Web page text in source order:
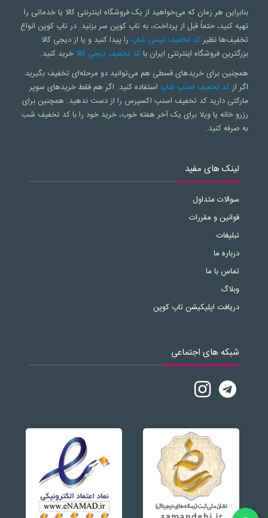
بنابراین هر زمان که می‌خواهید از یک فروشگاه اینترنتی کالا یا خدماتی را
تهیه کنید، حتماً قبل از پرداخت، به تاپ کوپن سر بزنید. در تاپ کوپن انواع
تخفیف‌ها نظیرکد تخفیف تپسی شاپ را پیدا کنید و یا از دیجی کالا
بزرگترین فروشگاه اینترنتی ایران باکد تخفیف دیجی کالا خرید کنید.
همچنین برای خریدهای قسطی هم می‌توانید دو مرحله‌ای تخفیف بگیرید
اگر ازکد تخفیف اسنپ شاپ استفاده کنید. اگر هم فقط خریدهای سوپر
مارکتی دارید کد تخفیف اسنپ اکسپرس را از دست ندهید. همچنین برای
رزرو خانه یا ویلا برای یک آخر هفته خوب، خرید خود را با کد تخفیف شب
به صرفه کنید.
لینک های مفید
سوالات متداول
قوانین و مقررات
تبلیغات
درباره ما
تماس با ما
وبلاگ
دریافت اپلیکیشن تاپ کوپن
شبکه های اجتماعی